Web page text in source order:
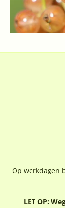
Op werkdagen
LET OP: